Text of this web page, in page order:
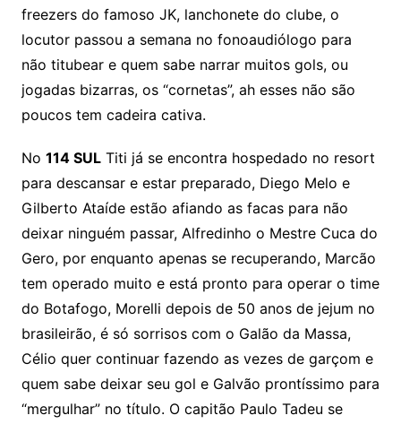
freezers do famoso JK, lanchonete do clube, o
locutor passou a semana no fonoaudiólogo para
não titubear e quem sabe narrar muitos gols, ou
jogadas bizarras, os “cornetas”, ah esses não são
poucos tem cadeira cativa.
No 114 SULTiti já se encontra hospedado no resort
para descansar e estar preparado, Diego Melo e
Gilberto Ataíde estão afiando as facas para não
deixar ninguém passar, Alfredinho o Mestre Cuca do
Gero, por enquanto apenas se recuperando, Marcão
tem operado muito e está pronto para operar o time
do Botafogo, Morelli depois de 50 anos de jejum no
brasileirão, é só sorrisos com o Galão da Massa,
Célio quer continuar fazendo as vezes de garçom e
quem sabe deixar seu gol e Galvão prontíssimo para
“mergulhar” no título. O capitão Paulo Tadeu se